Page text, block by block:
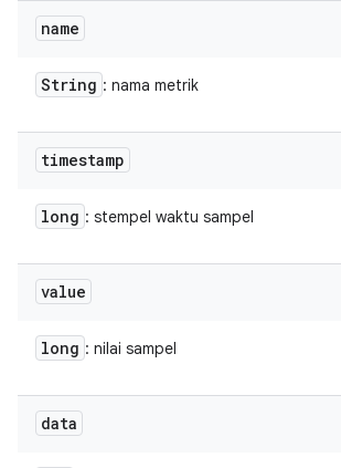
name
String : nama metrik
timestamp
long : stempel waktu sampel
value
long : nilai sampel
data